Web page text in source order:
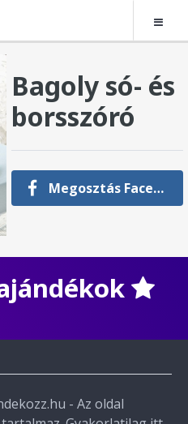
Bagoly só- és
borsszóró
Megosztás Facebookon
- Az oldal